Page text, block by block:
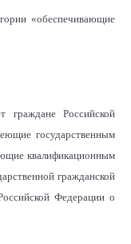
«обеспечивающие
Российской
государственным
квалификационным
гражданской
Федерации о